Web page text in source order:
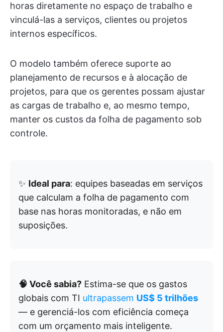
horas diretamente no espaço de trabalho e
vinculá-las a serviços, clientes ou projetos
internos específicos.
O modelo também oferece suporte ao
planejamento de recursos e à alocação de
projetos, para que os gerentes possam ajustar
as cargas de trabalho e, ao mesmo tempo,
manter os custos da folha de pagamento sob
controle.
✨ Ideal para: equipes baseadas em serviços
que calculam a folha de pagamento com
base nas horas monitoradas, e não em
suposições.
🧠 Você sabia? Estima-se que os gastos
globais com TI ultrapassem US$ 5 trilhões
— e gerenciá-los com eficiência começa
com um orçamento mais inteligente.